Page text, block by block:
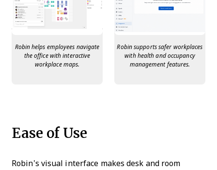
Robin helps employees navigate
the office with interactive
workplace maps.
Robin supports safer workplaces
with health and occupancy
management features.
Ease of Use
Robin’s visual interface makes desk and room